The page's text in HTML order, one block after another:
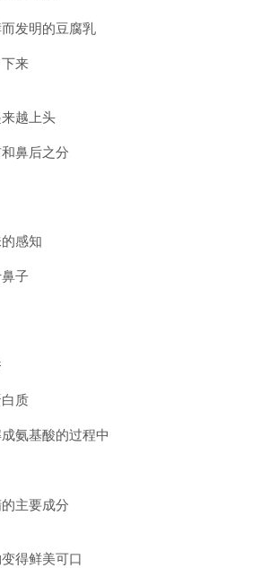
发明的豆腐乳
来
越上头
鼻后之分
感知
子
质
氨基酸的过程中
主要成分
得鲜美可口